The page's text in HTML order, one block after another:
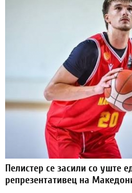
Пелистер се засили со уште
репрезентативец на